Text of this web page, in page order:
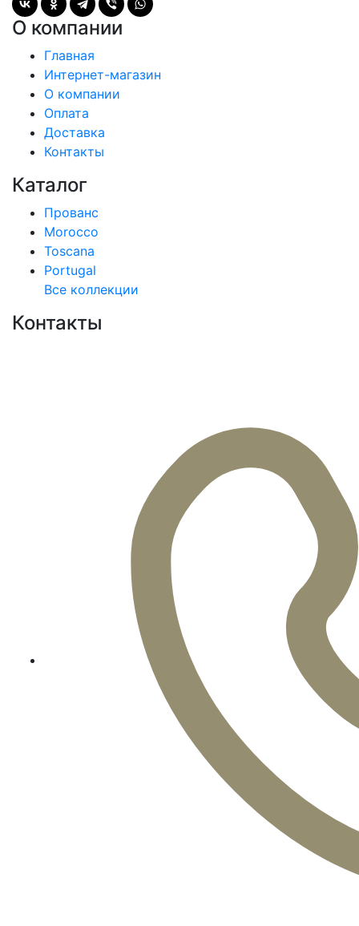
О компании
Главная
Интернет-магазин
О компании
Оплата
Доставка
Контакты
Каталог
Прованс
Morocco
Toscana
Portugal
Все коллекции
Контакты